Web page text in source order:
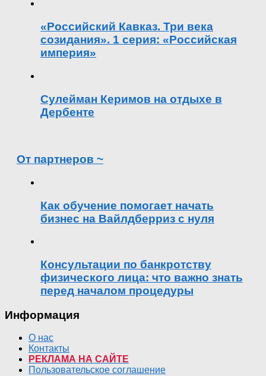
«Российский Кавказ. Три века
созидания». 1 серия: «Российская
империя»
Сулейман Керимов на отдыхе в
Дербенте
От партнеров ~
Как обучение помогает начать
бизнес на Вайлдберриз с нуля
Консультации по банкротству
физического лица: что важно знать
перед началом процедуры
Информация
О нас
Контакты
РЕКЛАМА НА САЙТЕ
Пользовательское соглашение